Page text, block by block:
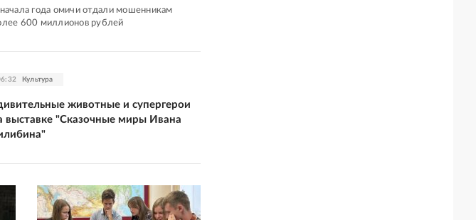
года омичи отдали мошенникам
600 миллионов рублей
Культура
животные и супергерои
выставке "Сказочные миры Ивана